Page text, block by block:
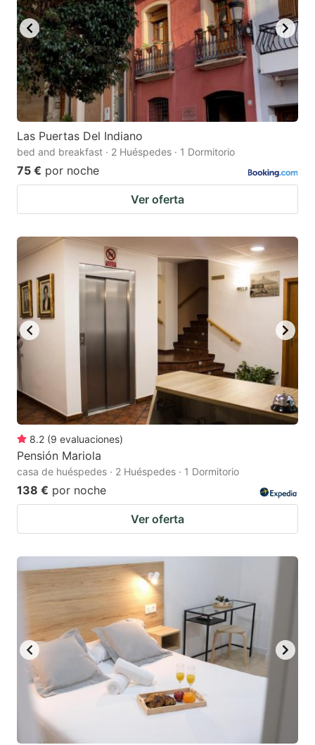
Las Puertas Del Indiano
bed and breakfast · 2 Huéspedes · 1 Dormitorio
75 € por noche
Ver oferta
8.2 (9 evaluaciones)
Pensión Mariola
casa de huéspedes · 2 Huéspedes · 1 Dormitorio
138 € por noche
Ver oferta